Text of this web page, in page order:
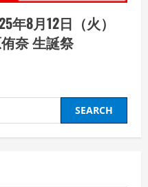
年8月12日（火）
奈 生誕祭